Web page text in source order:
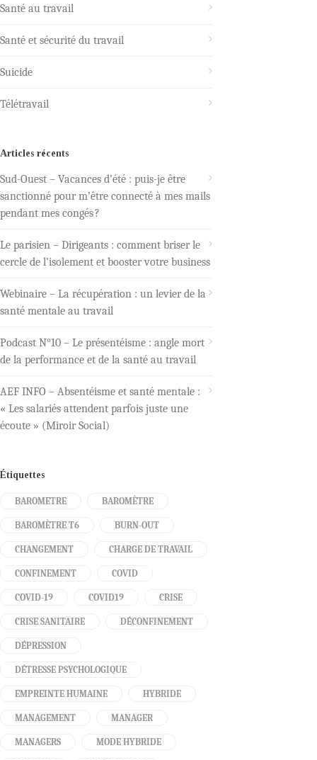
Santé au travail
Santé et sécurité du travail
Suicide
Télétravail
Articles récents
Sud-Ouest – Vacances d’été : puis-je être
sanctionné pour m’être connecté à mes mails
pendant mes congés ?
Le parisien – Dirigeants : comment briser le
cercle de l’isolement et booster votre business
Webinaire – La récupération : un levier de la
santé mentale au travail
Podcast N°10 – Le présentéisme : angle mort
de la performance et de la santé au travail
AEF INFO – Absentéisme et santé mentale :
« Les salariés attendent parfois juste une
écoute » (Miroir Social)
Étiquettes
BAROMETRE BAROMÈTRE
BAROMÈTRE T6 BURN-OUT
CHANGEMENT CHARGE DE TRAVAIL
CONFINEMENT COVID
COVID-19 COVID19 CRISE
CRISE SANITAIRE DÉCONFINEMENT
DÉPRESSION
DÉTRESSE PSYCHOLOGIQUE
EMPREINTE HUMAINE HYBRIDE
MANAGEMENT MANAGER
MANAGERS MODE HYBRIDE